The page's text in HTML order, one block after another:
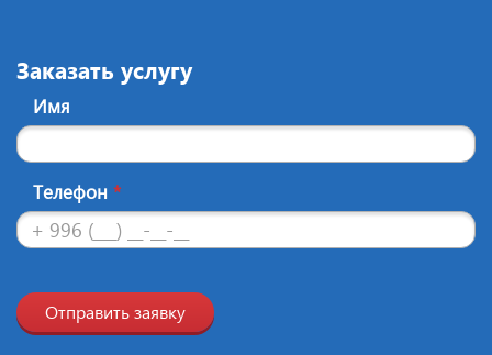
Заказать услугу
Имя
Телефон *
Отправить заявку